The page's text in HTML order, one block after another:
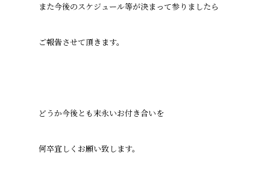
また今後のスケジュール等が決まって参りましたら
ご報告させて頂きます。
どうか今後とも末永いお付き合いを
何卒宜しくお願い致します。